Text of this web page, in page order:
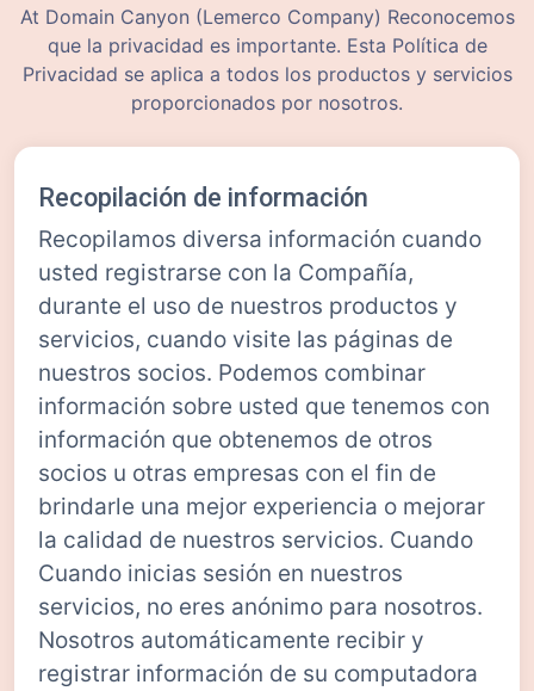
At Domain Canyon (Lemerco Company) Reconocemos
que la privacidad es importante. Esta Política de
Privacidad se aplica a todos los productos y servicios
proporcionados por nosotros.
Recopilación de información
Recopilamos diversa información cuando
usted registrarse con la Compañía,
durante el uso de nuestros productos y
servicios, cuando visite las páginas de
nuestros socios. Podemos combinar
información sobre usted que tenemos con
información que obtenemos de otros
socios u otras empresas con el fin de
brindarle una mejor experiencia o mejorar
la calidad de nuestros servicios. Cuando
Cuando inicias sesión en nuestros
servicios, no eres anónimo para nosotros.
Nosotros automáticamente recibir y
registrar información de su computadora